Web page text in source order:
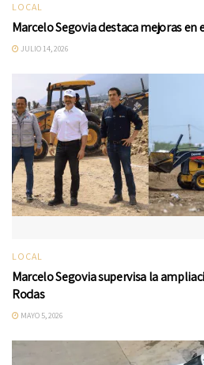
LOCAL
Marcelo Segovia destaca mejoras en
JULIO 14, 2026
LOCAL
Marcelo Segovia supervisa la
Rodas
MAYO 5, 2026